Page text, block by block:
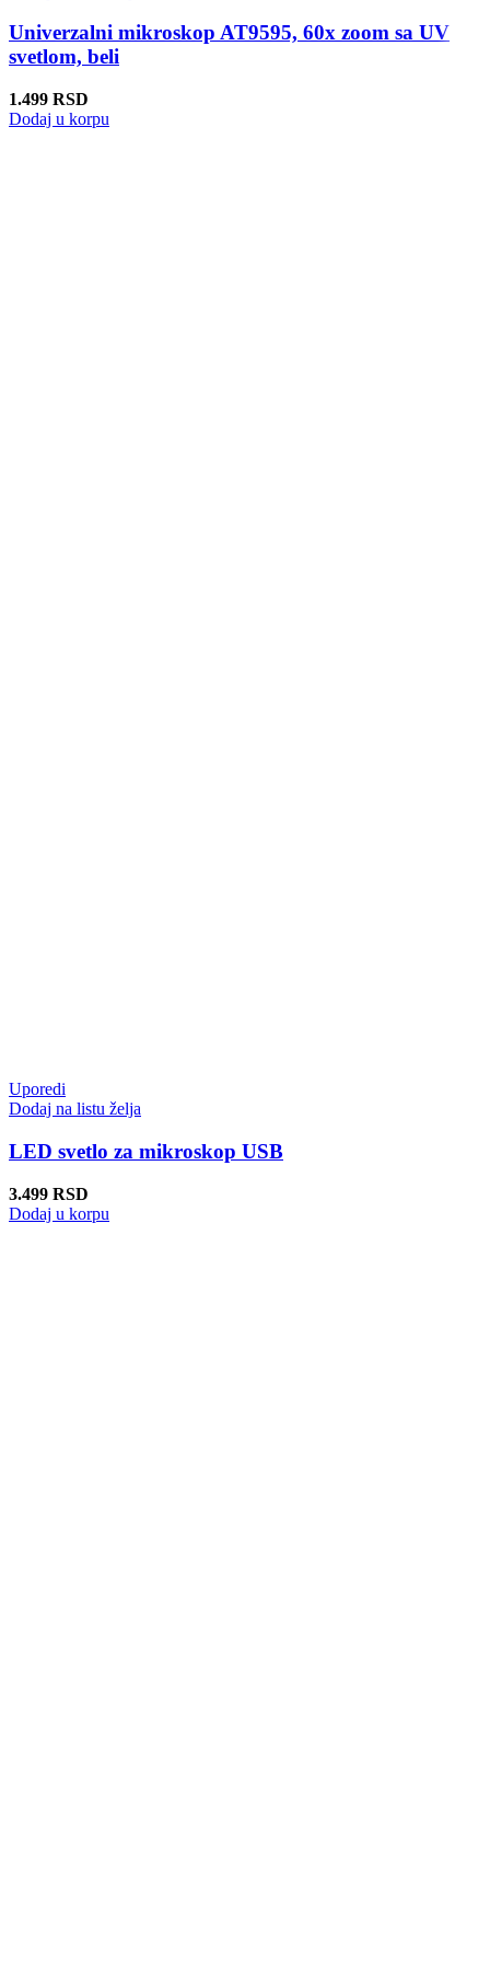
Univerzalni mikroskop AT9595, 60x zoom sa UV
svetlom, beli
1.499 RSD
Dodaj u korpu
Uporedi
Dodaj na listu želja
LED svetlo za mikroskop USB
3.499 RSD
Dodaj u korpu